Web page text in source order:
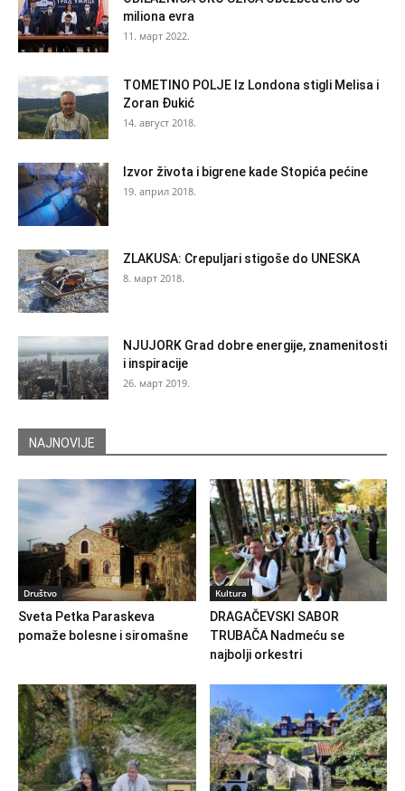
miliona evra
11. март 2022.
TOMETINO POLJE Iz Londona stigli Melisa i
Zoran Đukić
14. август 2018.
Izvor života i bigrene kade Stopića pećine
19. април 2018.
ZLAKUSA: Crepuljari stigoše do UNESKA
8. март 2018.
NJUJORK Grad dobre energije, znamenitosti
i inspiracije
26. март 2019.
NAJNOVIJE
Društvo
Sveta Petka Paraskeva
pomaže bolesne i siromašne
Kultura
DRAGAČEVSKI SABOR
TRUBAČA Nadmeću se
najbolji orkestri